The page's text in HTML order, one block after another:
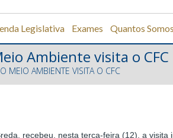
Legislativa Exames Quantos Somos
Ambiente visita o CFC
MEIO AMBIENTE VISITA O CFC
recebeu, nesta terça-feira (12), a